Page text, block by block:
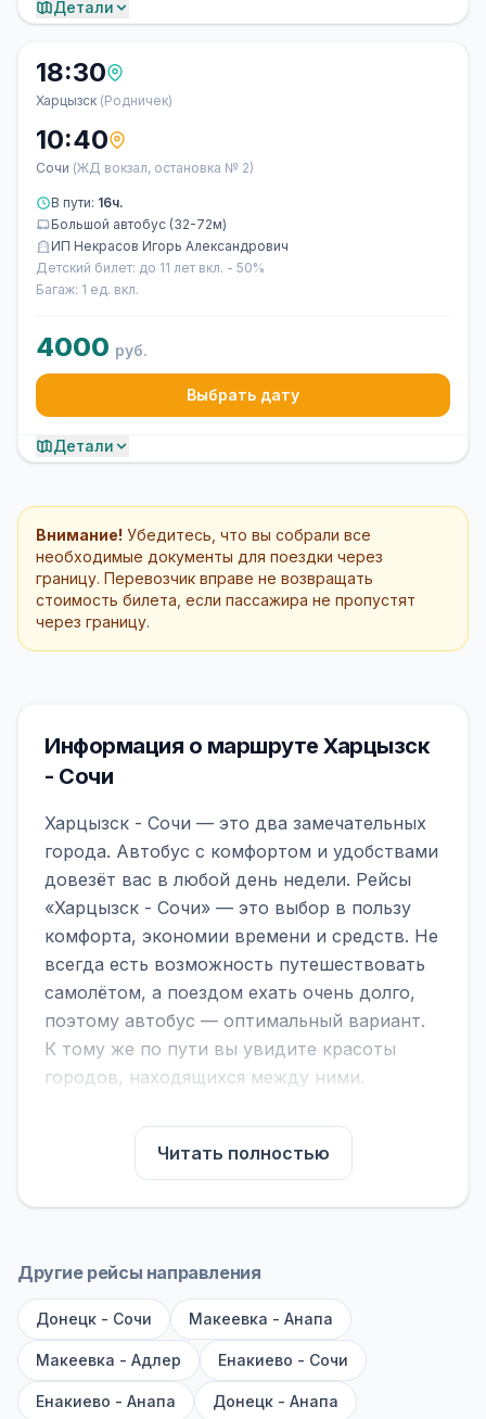
Детали
18:30
Харцызск (Родничек)
10:40
Сочи (ЖД вокзал, остановка № 2)
В пути: 16ч.
Большой автобус (32-72м)
ИП Некрасов Игорь Александрович
Детский билет: до 11 лет вкл. - 50%
Багаж: 1 ед. вкл.
4000 руб.
Выбрать дату
Детали
Внимание! Убедитесь, что вы собрали все
необходимые документы для поездки через
границу. Перевозчик вправе не возвращать
стоимость билета, если пассажира не пропустят
через границу.
Информация о маршруте Харцызск
- Сочи
Харцызск - Сочи — это два замечательных
города. Автобус с комфортом и удобствами
довезёт вас в любой день недели. Рейсы
«Харцызск - Сочи» — это выбор в пользу
комфорта, экономии времени и средств. Не
всегда есть возможность путешествовать
самолётом, а поездом ехать очень долго,
поэтому автобус — оптимальный вариант.
К тому же по пути вы увидите красоты
городов, находящихся между ними.
На нашем сайте вы можете найти
расписание автобусов Харцызск - Сочи,
сравнить рейсы и выбрать подходящий.
Если важна скорость — обратите внимание
комфорт — выбирайте большие автобусы
дорога ощущается меньше.
По маршруту предусмотрены остановки:
заправки с магазином, кафе и туалетом, а
Читать полностью
Другие рейсы направления
Донецк - Сочи Макеевка - Анапа
Макеевка - Адлер Енакиево - Сочи
Енакиево - Анапа Донецк - Анапа